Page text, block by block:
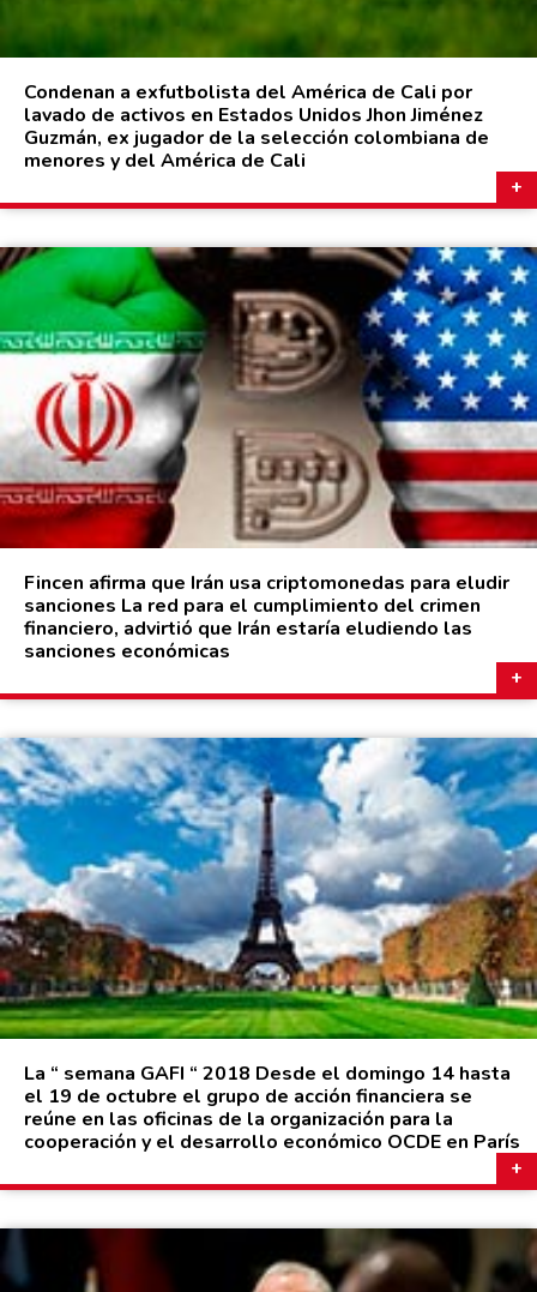
Condenan a exfutbolista del América de Cali por
lavado de activos en Estados Unidos Jhon Jiménez
Guzmán, ex jugador de la selección colombiana de
menores y del América de Cali
Fincen afirma que Irán usa criptomonedas para eludir
sanciones La red para el cumplimiento del crimen
financiero, advirtió que Irán estaría eludiendo las
sanciones económicas
La “ semana GAFI “ 2018 Desde el domingo 14 hasta
el 19 de octubre el grupo de acción financiera se
reúne en las oficinas de la organización para la
cooperación y el desarrollo económico OCDE en París